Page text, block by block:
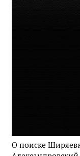
О поиске